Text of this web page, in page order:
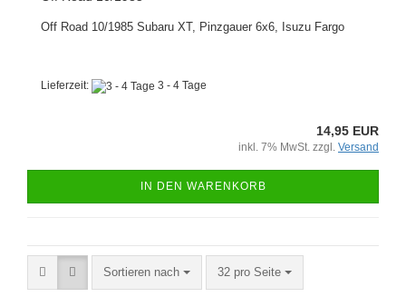
Off Road 10/1985 Subaru XT, Pinzgauer 6x6, Isuzu Fargo
Lieferzeit: 3 - 4 Tage
14,95 EUR
inkl. 7% MwSt. zzgl. Versand
IN DEN WARENKORB
Sortieren nach
Sortieren nach 32 pro Seite
pro Seite